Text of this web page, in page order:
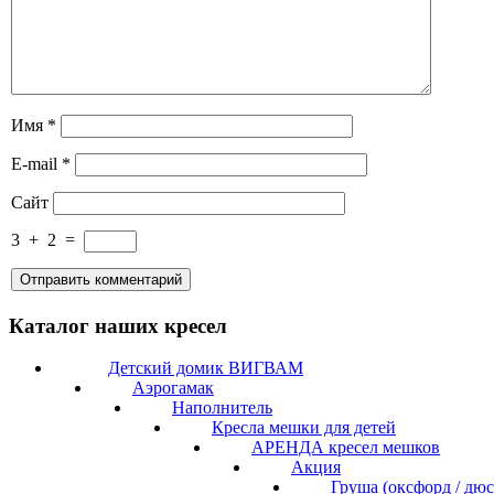
Имя *
E-mail *
Сайт
3 + 2 =
Каталог наших кресел
Детский домик ВИГВАМ
Аэрогамак
Наполнитель
Кресла мешки для детей
АРЕНДА кресел мешков
Акция
Груша (оксфорд /